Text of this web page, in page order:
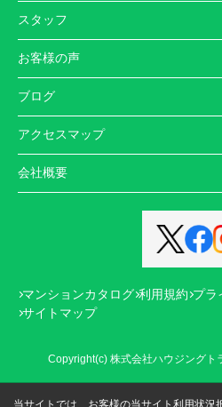
スタッフ
お客様の声
ブログ
アクセスマップ
会社概要
マンションカタログ 利用規約 プラ
サイトマップ
Copyright(c) 株式会社ハウジング
当サイトでは、お客様の当サイト利用状況